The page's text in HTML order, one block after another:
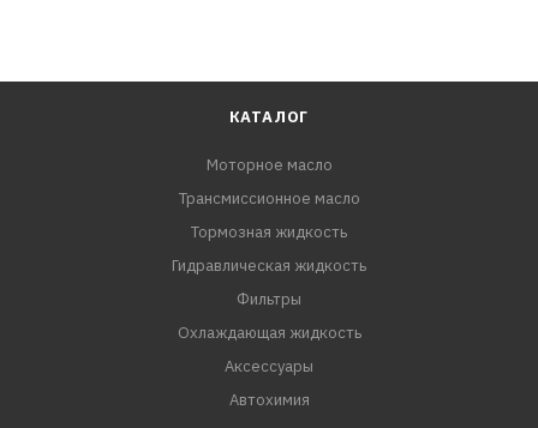
КАТАЛОГ
Моторное масло
Трансмиссионное масло
Тормозная жидкость
Гидравлическая жидкость
Фильтры
Охлаждающая жидкость
Аксессуары
Автохимия